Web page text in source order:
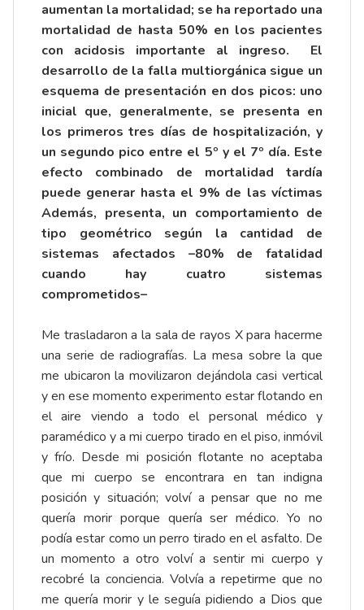
aumentan la mortalidad; se ha reportado una
mortalidad de hasta 50% en los pacientes
con acidosis importante al ingreso. El
desarrollo de la falla multiorgánica sigue un
esquema de presentación en dos picos: uno
inicial que, generalmente, se presenta en
los primeros tres días de hospitalización, y
un segundo pico entre el 5º y el 7º día. Este
efecto combinado de mortalidad tardía
puede generar hasta el 9% de las víctimas
Además, presenta, un comportamiento de
tipo geométrico según la cantidad de
sistemas afectados –80% de fatalidad
cuando hay cuatro sistemas
comprometidos–
Me trasladaron a la sala de rayos X para hacerme
una serie de radiografías. La mesa sobre la que
me ubicaron la movilizaron dejándola casi vertical
y en ese momento experimento estar flotando en
el aire viendo a todo el personal médico y
paramédico y a mi cuerpo tirado en el piso, inmóvil
y frío. Desde mi posición flotante no aceptaba
que mi cuerpo se encontrara en tan indigna
posición y situación; volví a pensar que no me
quería morir porque quería ser médico. Yo no
podía estar como un perro tirado en el asfalto. De
un momento a otro volví a sentir mi cuerpo y
recobré la conciencia. Volvía a repetirme que no
me quería morir y le seguía pidiendo a Dios que